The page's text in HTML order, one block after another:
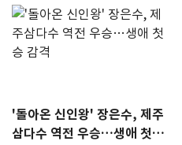
'돌아온 신인왕' 장은수, 제주
삼다수 역전 우승…생애 첫승